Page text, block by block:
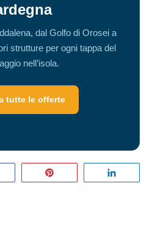
dal Golfo di Orosei a
strutture per ogni tappa del
nell’isola.
tutte le offerte